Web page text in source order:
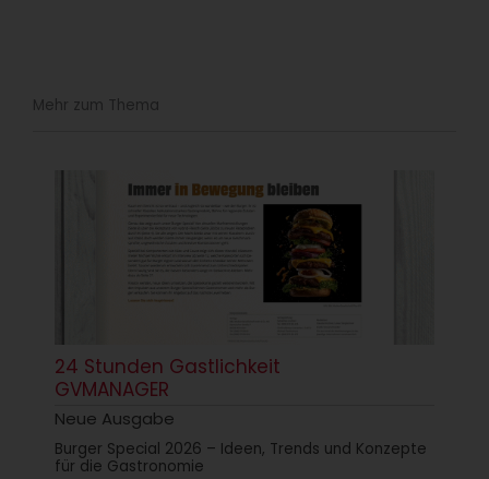
Mehr zum Thema
24 Stunden Gastlichkeit
GVMANAGER
Neue Ausgabe
Burger Special 2026 – Ideen, Trends und Konzepte
für die Gastronomie